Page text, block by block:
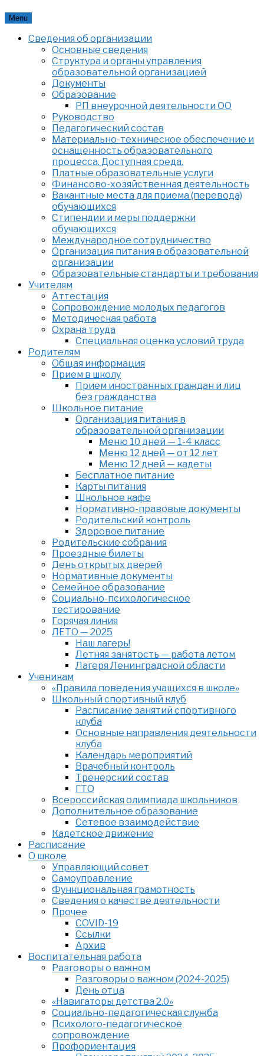
Skip
content
Menu
Сведения об организации
Основные сведения
Структура и органы управления
образовательной организацией
Документы
Образование
РП внеурочной деятельности ОО
Руководство
Педагогический состав
Материально-техническое обеспечение и
оснащенность образовательного
процесса. Доступная среда.
Платные образовательные услуги
Финансово-хозяйственная деятельность
Вакантные места для приема (перевода)
обучающихся
Стипендии и меры поддержки
обучающихся
Международное сотрудничество
Организация питания в образовательной
организации
Образовательные стандарты и требования
Учителям
Аттестация
Сопровождение молодых педагогов
Методическая работа
Охрана труда
Специальная оценка условий труда
Родителям
Общая информация
Прием в школу
Прием иностранных граждан и лиц
без гражданства
Школьное питание
Организация питания в
образовательной организации
Меню 10 дней — 1-4 класс
Меню 12 дней — от 12 лет
Меню 12 дней — кадеты
Бесплатное питание
Карты питания
Школьное кафе
Нормативно-правовые документы
Родительский контроль
Здоровое питание
Родительские собрания
Проездные билеты
День открытых дверей
Нормативные документы
Семейное образование
Cоциально-психологическое
тестирование
Горячая линия
ЛЕТО — 2025
Наш лагерь!
Летняя занятость — работа летом
Лагеря Ленинградской области
Ученикам
«Правила поведения учащихся в школе»
Школьный спортивный клуб
Расписание занятий спортивного
клуба
Основные направления деятельности
клуба
Календарь мероприятий
Врачебный контроль
Тренерский состав
ГТО
Всероссийская олимпиада школьников
Дополнительное образование
Сетевое взаимодействие
Кадетское движение
Расписание
О школе
Управляющий совет
Самоуправление
Функциональная грамотность
Сведения о качестве деятельности
Прочее
COVID-19
Ссылки
Архив
Воспитательная работа
Разговоры о важном
Разговоры о важном (2024-2025)
День отца
«Навигаторы детства 2.0»
Социально-педагогическая служба
Психолого-педагогическое
сопровождение
Профориентация